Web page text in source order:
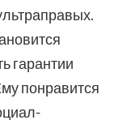
гарантии
понравится